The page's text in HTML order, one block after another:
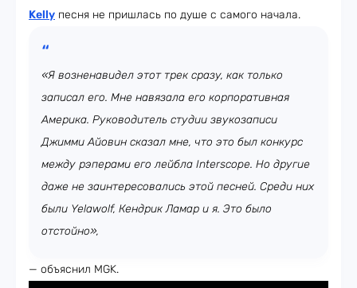
Kelly песня не пришлась по душе с самого начала.
«Я возненавидел этот трек сразу, как только
записал его. Мне навязала его корпоративная
Америка. Руководитель студии звукозаписи
Джимми Айовин сказал мне, что это был конкурс
между рэперами его лейбла Interscope. Но другие
даже не заинтересовались этой песней. Среди них
были Yelawolf, Кендрик Ламар и я. Это было
отстойно»,
— объяснил MGK.